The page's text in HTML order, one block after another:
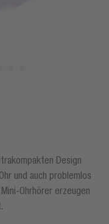
Design
und auch problemlos
Ohrhörer erzeugen